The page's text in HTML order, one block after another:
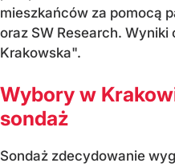
mieszkańców za pomocą
oraz SW Research. Wyniki
Krakowska".
Wybory w
sondaż
Sondaż zdecydowanie